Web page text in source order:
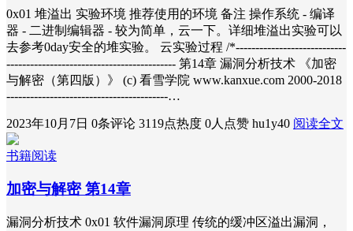
0x01 堆溢出 实验环境 推荐使用的环境 备注 操作系统 - 编译
器 - 二进制编辑器 - 较为简单，云一下。详细堆溢出实验可以
去参考0day安全的堆实验。 云实验过程 /*----------------------------
------------------------------------------- 第14章 漏洞分析技术 《加密
与解密（第四版）》 (c) 看雪学院 www.kanxue.com 2000-2018
-----------------------------------------…
2023年10月7日 0条评论 3119点热度 0人点赞 hu1y40 阅读全文
书籍阅读
加密与解密 第14章
漏洞分析技术 0x01 软件漏洞原理 传统的缓冲区溢出漏洞，